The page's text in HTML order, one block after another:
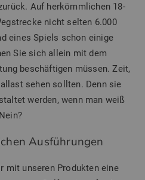
Auf herkömmlichen 18-
nicht selten 6.000
eines Spiels schon einige
Sie sich allein mit dem
beschäftigen müssen. Zeit,
sehen sollten. Denn sie
werden, wenn man weiß
Ausführungen
mit unseren Produkten eine